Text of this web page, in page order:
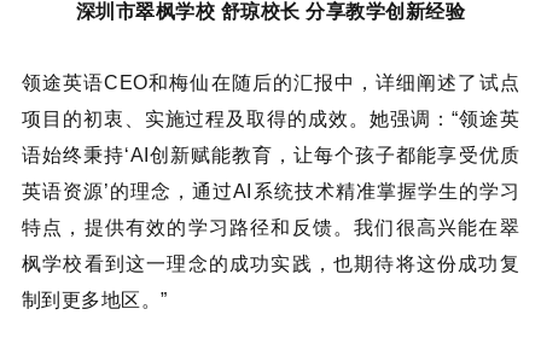
深圳市翠枫学校 舒琼校长 分享教学创新经验
领途英语CEO和梅仙在随后的汇报中，详细阐述了试点
项目的初衷、实施过程及取得的成效。她强调：“领途英
语始终秉持‘AI创新赋能教育，让每个孩子都能享受优质
英语资源’的理念，通过AI系统技术精准掌握学生的学习
特点，提供有效的学习路径和反馈。我们很高兴能在翠
枫学校看到这一理念的成功实践，也期待将这份成功复
制到更多地区。”